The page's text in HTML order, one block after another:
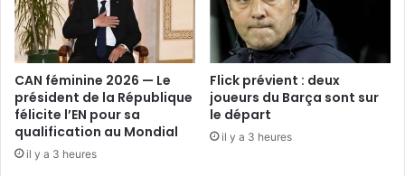
en
force
de
la
JSK »
CAN féminine 2026 — Le
président de la République
félicite l’EN pour sa
qualification au Mondial
il y a 3 heures
Flick prévient : deux
joueurs du Barça sont sur
le départ
il y a 3 heures